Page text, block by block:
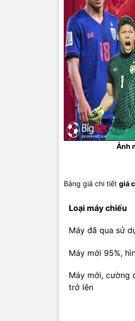
Ảnh
Bảng giá chi tiết giá
Loại máy chiếu
Máy đã qua sử
Máy mới 95%,
Máy mới, cường
trở lên